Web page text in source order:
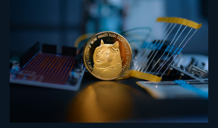
im deutschsprachigen Raum.